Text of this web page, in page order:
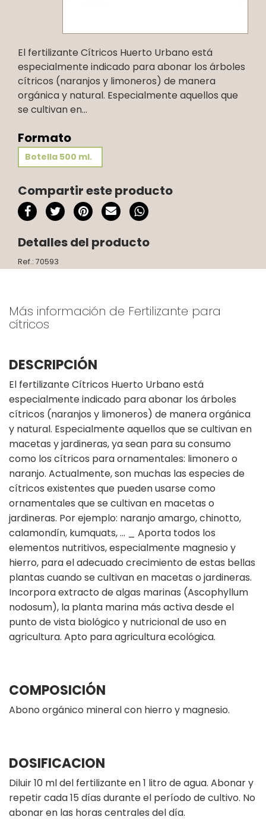
El fertilizante Cítricos Huerto Urbano está
especialmente indicado para abonar los árboles
cítricos (naranjos y limoneros) de manera
orgánica y natural. Especialmente aquellos que
se cultivan en...
Formato
Botella 500 ml.
Compartir este producto
Detalles del producto
Ref.: 70593
Más información de Fertilizante para
cítricos
DESCRIPCIÓN
El fertilizante Cítricos Huerto Urbano está
especialmente indicado para abonar los árboles
cítricos (naranjos y limoneros) de manera orgánica
y natural. Especialmente aquellos que se cultivan en
macetas y jardineras, ya sean para su consumo
como los cítricos para ornamentales: limonero o
naranjo. Actualmente, son muchas las especies de
cítricos existentes que pueden usarse como
ornamentales que se cultivan en macetas o
jardineras. Por ejemplo: naranjo amargo, chinotto,
calamondín, kumquats, … _ Aporta todos los
elementos nutritivos, especialmente magnesio y
hierro, para el adecuado crecimiento de estas bellas
plantas cuando se cultivan en macetas o jardineras.
Incorpora extracto de algas marinas (Ascophyllum
nodosum), la planta marina más activa desde el
punto de vista biológico y nutricional de uso en
agricultura. Apto para agricultura ecológica.
COMPOSICIÓN
Abono orgánico mineral con hierro y magnesio.
DOSIFICACION
Diluir 10 ml del fertilizante en 1 litro de agua. Abonar y
repetir cada 15 días durante el período de cultivo. No
abonar en las horas centrales del día.